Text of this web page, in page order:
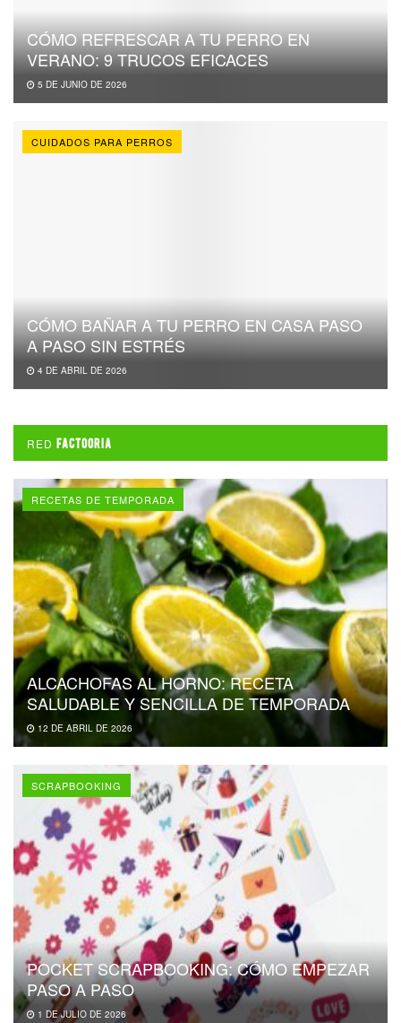
CÓMO REFRESCAR A TU PERRO EN
VERANO: 9 TRUCOS EFICACES
5 DE JUNIO DE 2026
CUIDADOS PARA PERROS
CÓMO BAÑAR A TU PERRO EN CASA PASO
A PASO SIN ESTRÉS
4 DE ABRIL DE 2026
RED FACTOORIA
RECETAS DE TEMPORADA
ALCACHOFAS AL HORNO: RECETA
SALUDABLE Y SENCILLA DE TEMPORADA
12 DE ABRIL DE 2026
SCRAPBOOKING
POCKET SCRAPBOOKING: CÓMO EMPEZAR
PASO A PASO
1 DE JULIO DE 2026